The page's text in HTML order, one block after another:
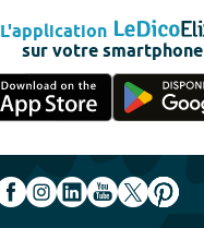
L'application
sur votre smartphone